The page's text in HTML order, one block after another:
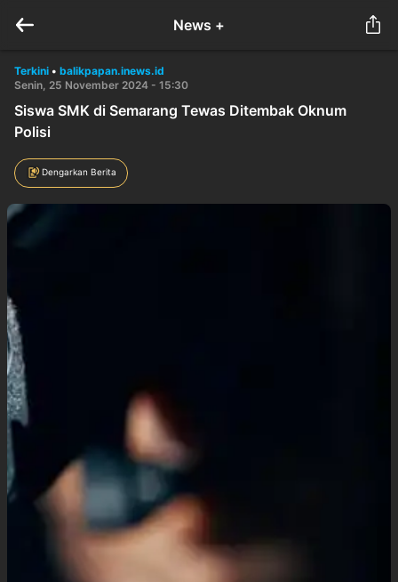
News +
Terkini • balikpapan.inews.id
Senin, 25 November 2024 - 15:30
Siswa SMK di Semarang Tewas Ditembak Oknum
Polisi
Dengarkan Berita